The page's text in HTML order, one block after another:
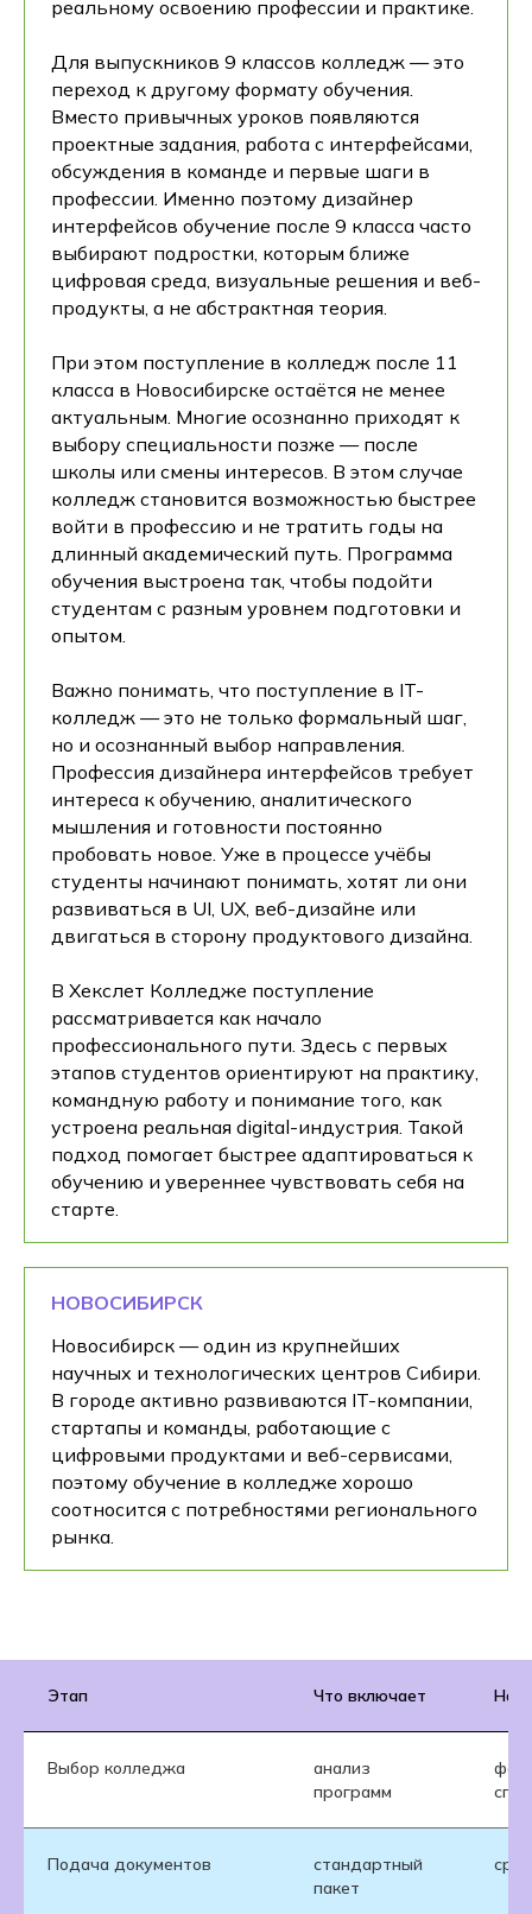
реальному освоению профессии и практике.
Для выпускников 9 классов колледж — это
переход к другому формату обучения.
Вместо привычных уроков появляются
проектные задания, работа с интерфейсами,
обсуждения в команде и первые шаги в
профессии. Именно поэтому дизайнер
интерфейсов обучение после 9 класса часто
выбирают подростки, которым ближе
цифровая среда, визуальные решения и веб-
продукты, а не абстрактная теория.
При этом поступление в колледж после 11
класса в Новосибирске остаётся не менее
актуальным. Многие осознанно приходят к
выбору специальности позже — после
школы или смены интересов. В этом случае
колледж становится возможностью быстрее
войти в профессию и не тратить годы на
длинный академический путь. Программа
обучения выстроена так, чтобы подойти
студентам с разным уровнем подготовки и
опытом.
Важно понимать, что поступление в IT-
колледж — это не только формальный шаг,
но и осознанный выбор направления.
Профессия дизайнера интерфейсов требует
интереса к обучению, аналитического
мышления и готовности постоянно
пробовать новое. Уже в процессе учёбы
студенты начинают понимать, хотят ли они
развиваться в UI, UX, веб-дизайне или
двигаться в сторону продуктового дизайна.
В Хекслет Колледже поступление
рассматривается как начало
профессионального пути. Здесь с первых
этапов студентов ориентируют на практику,
командную работу и понимание того, как
устроена реальная digital-индустрия. Такой
подход помогает быстрее адаптироваться к
обучению и увереннее чувствовать себя на
старте.
НОВОСИБИРСК
Новосибирск — один из крупнейших
научных и технологических центров Сибири.
В городе активно развиваются IT-компании,
стартапы и команды, работающие с
цифровыми продуктами и веб-сервисами,
поэтому обучение в колледже хорошо
соотносится с потребностями регионального
рынка.
Этап Что включает На
Выбор колледжа
анализ
программ
Подача документов
стандартный
пакет